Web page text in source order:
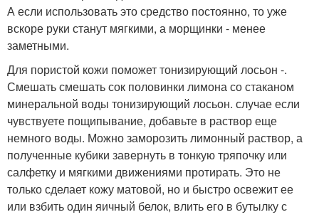
А если использовать это средство постоянно, то уже
вскоре руки станут мягкими, а морщинки - менее
заметными.
Для пористой кожи поможет тонизирующий лосьон -.
Смешать смешать сок половинки лимона со стаканом
минеральной воды тонизирующий лосьон. случае если
чувствуете пощипывание, добавьте в раствор еще
немного воды. Можно заморозить лимонный раствор, а
полученные кубики завернуть в тонкую тряпочку или
салфетку и мягкими движениями протирать. Это не
только сделает кожу матовой, но и быстро освежит ее
или взбить один яичный белок, влить его в бутылку с